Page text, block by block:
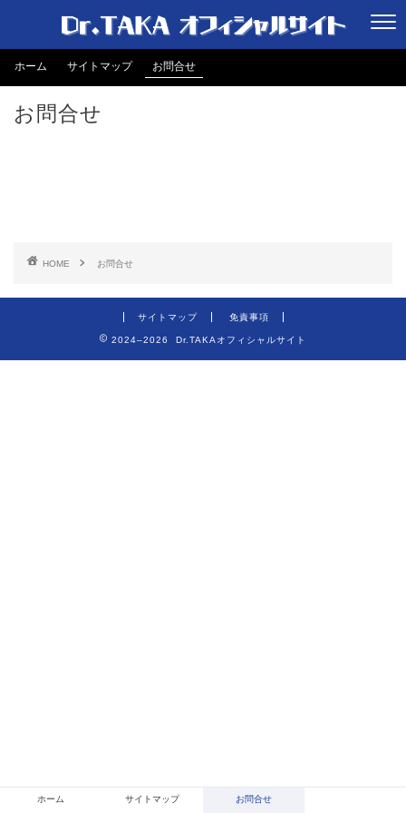
ホーム サイトマップ お問合せ
お問合せ
HOME お問合せ
サイトマップ 免責事項
2024–2026 Dr.TAKAオフィシャルサイト
ホーム サイトマップ お問合せ